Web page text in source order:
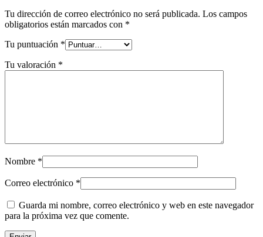
Tu dirección de correo electrónico no será publicada. Los campos
obligatorios están marcados con *
Tu puntuación *
Tu valoración *
Nombre *
Correo electrónico *
Guarda mi nombre, correo electrónico y web en este navegador
para la próxima vez que comente.